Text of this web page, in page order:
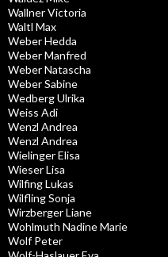
Wallner Victoria
Waltl Max
Weber Hedda
Weber Manfred
Weber Natascha
Weber Sabine
Wedberg Ulrika
Weiss Adi
Wenzl Andrea
Wenzl Andrea
Wielinger Elisa
Wieser Lisa
Wilfing Lukas
Wilfling Sonja
Wirzberger Liane
Wohlmuth Nadine Marie
Wolf Peter